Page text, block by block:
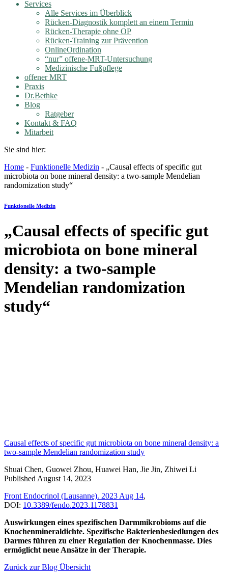
Services
Alle Services im Überblick
Rücken-Diagnostik komplett an einem Termin
Rücken-Therapie ohne OP
Rücken-Training zur Prävention
OnlineOrdination
“nur” offene-MRT-Untersuchung
Medizinische Fußpflege
offener MRT
Praxis
Dr.Bethke
Blog
Ratgeber
Kontakt & FAQ
Mitarbeit
Sie sind hier:
Home - Funktionelle Medizin - „Causal effects of specific gut
microbiota on bone mineral density: a two-sample Mendelian
randomization study“
Funktionelle Medizin
„Causal effects of specific gut
microbiota on bone mineral
density: a two-sample
Mendelian randomization
study“
Causal effects of specific gut microbiota on bone mineral density: a
two-sample Mendelian randomization study
Shuai Chen, Guowei Zhou, Huawei Han, Jie Jin, Zhiwei Li
Published August 14, 2023
Front Endocrinol (Lausanne). 2023 Aug 14,
DOI: 10.3389/fendo.2023.1178831
Auswirkungen eines spezifischen Darmmikrobioms auf die
Knochenmineraldichte. Spezifische Bakterienbesiedlungen des
Darmes führen zu einer Regulation der Knochenmasse. Dies
ermöglicht neue Ansätze in der Therapie.
Zurück zur Blog Übersicht